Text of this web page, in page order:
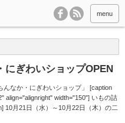
menu
にぎわいショップOPEN
んなか・にぎわいショップ」 [caption
align="alignright" width="150"] いもの詰
10月21日（水）～10月22日（木）の二